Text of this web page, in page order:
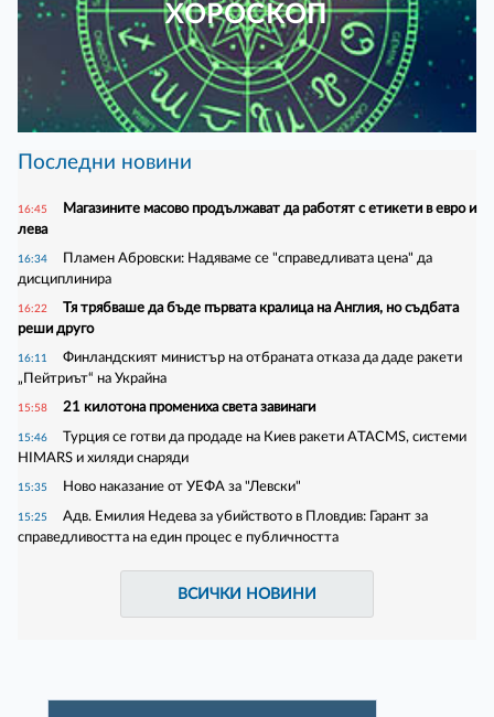
ХОРОСКОП
Последни новини
16:45
Магазините масово продължават да работят с етикети в евро и
лева
16:34
Пламен Абровски: Надяваме се "справедливата цена" да
дисциплинира
16:22
Тя трябваше да бъде първата кралица на Англия, но съдбата
реши друго
16:11
Финландският министър на отбраната отказа да даде ракети
„Пейтриът“ на Украйна
15:58 21 килотона промениха света завинаги
15:46
Турция се готви да продаде на Киев ракети ATACMS, системи
HIMARS и хиляди снаряди
15:35 Ново наказание от УЕФА за "Левски"
15:25
Адв. Емилия Недева за убийството в Пловдив: Гарант за
справедливостта на един процес е публичността
ВСИЧКИ НОВИНИ